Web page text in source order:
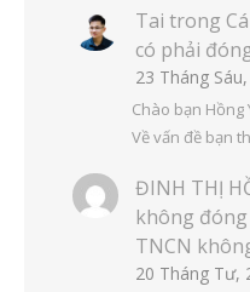
Tai trong
có phải
23 Tháng
Chào bạn Hồng
Về vấn đề bạn
ĐINH THỊ
không
TNCN
20 Tháng Tư,